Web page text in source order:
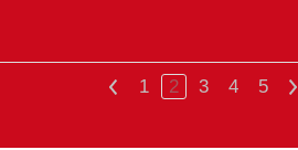
< 1 2 3 4 5 >